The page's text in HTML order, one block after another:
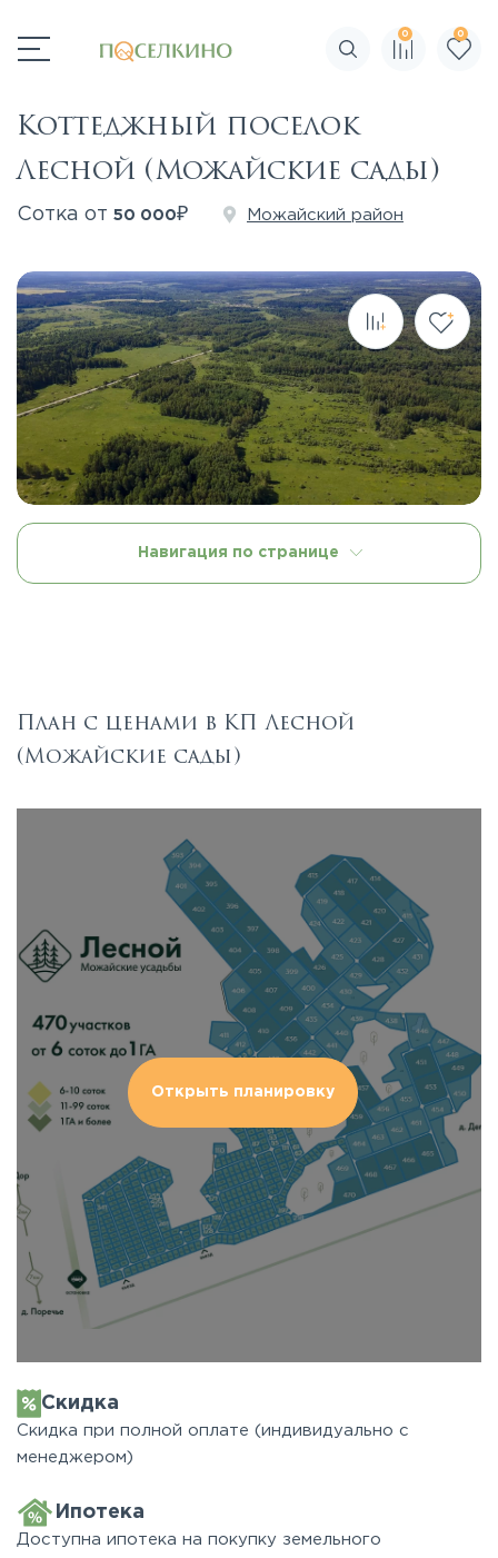
Поиск по сайту
0 0
Коттеджный поселок
Лесной (Можайские сады)
Сотка от 50 000₽ Можайский район
Навигация по странице
План с ценами в КП Лесной
(Можайские сады)
Открыть планировку
Скидка
Скидка при полной оплате (индивидуально с
менеджером)
Ипотека
Доступна ипотека на покупку земельного